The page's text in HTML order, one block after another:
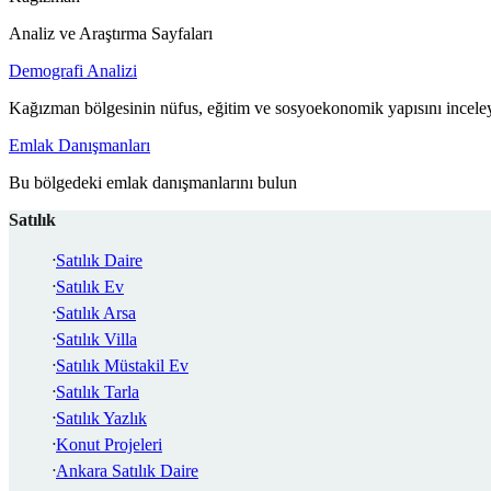
Analiz ve Araştırma Sayfaları
Demografi Analizi
Kağızman bölgesinin nüfus, eğitim ve sosyoekonomik yapısını
Emlak Danışmanları
Bu bölgedeki emlak danışmanlarını bulun
Satılık
Satılık Daire
Satılık Ev
Satılık Arsa
Satılık Villa
Satılık Müstakil Ev
Satılık Tarla
Satılık Yazlık
Konut Projeleri
Ankara Satılık Daire